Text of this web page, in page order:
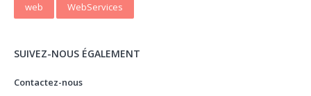
web
WebServices
SUIVEZ-NOUS ÉGALEMENT
Contactez-nous